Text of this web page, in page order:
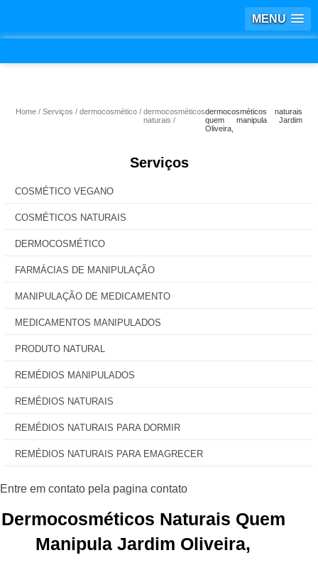
MENU
Home Serviços dermocosmético
dermocosméticos
naturais
dermocosméticos naturais
quem manipula Jardim
Oliveira,
Serviços
COSMÉTICO VEGANO
COSMÉTICOS NATURAIS
DERMOCOSMÉTICO
FARMÁCIAS DE MANIPULAÇÃO
MANIPULAÇÃO DE MEDICAMENTO
MEDICAMENTOS MANIPULADOS
PRODUTO NATURAL
REMÉDIOS MANIPULADOS
REMÉDIOS NATURAIS
REMÉDIOS NATURAIS PARA DORMIR
REMÉDIOS NATURAIS PARA EMAGRECER
Dermocosméticos Naturais Quem
Manipula Jardim Oliveira,